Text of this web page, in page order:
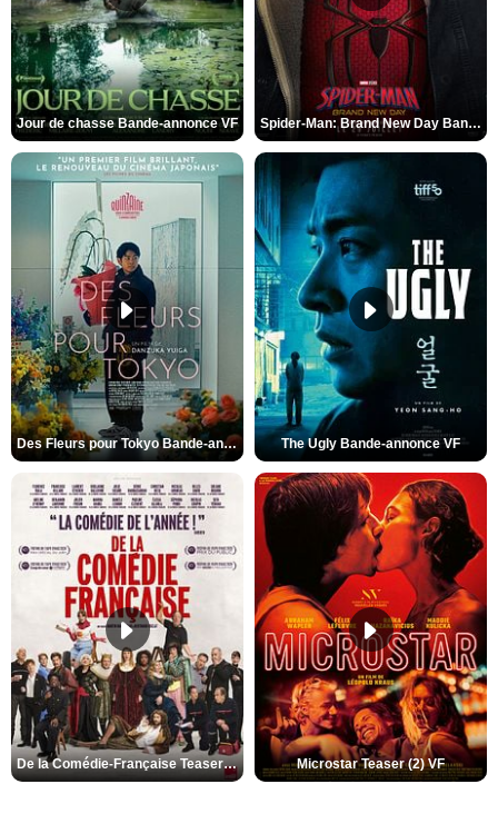
Jour de chasse Bande-annonce VF Spider-Man: Brand New Day Bande-annonce (3) VO STFR
Des Fleurs pour Tokyo Bande-annonce VO STFR The Ugly Bande-annonce VF
De la Comédie-Française Teaser (3) VF Microstar Teaser (2) VF